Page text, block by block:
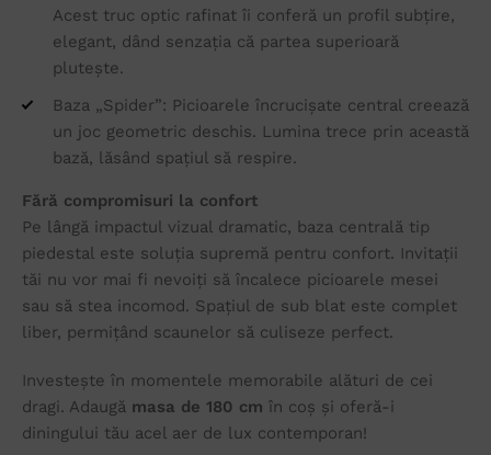
Acest truc optic rafinat îi conferă un profil subțire,
elegant, dând senzația că partea superioară
plutește.
Baza „Spider”: Picioarele încrucișate central creează
un joc geometric deschis. Lumina trece prin această
bază, lăsând spațiul să respire.
Fără compromisuri la confort
Pe lângă impactul vizual dramatic, baza centrală tip
piedestal este soluția supremă pentru confort. Invitații
tăi nu vor mai fi nevoiți să încalece picioarele mesei
sau să stea incomod. Spațiul de sub blat este complet
liber, permițând scaunelor să culiseze perfect.
Investește în momentele memorabile alături de cei
dragi. Adaugă masa de 180 cm în coș și oferă-i
diningului tău acel aer de lux contemporan!